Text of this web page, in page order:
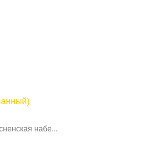
набе...